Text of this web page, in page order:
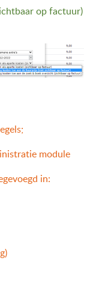
op factuur)
module
in: